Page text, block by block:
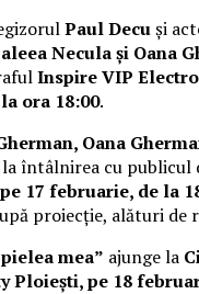
Paul Decuși
Necula și Oana
Inspire VIP
ora 18:00.
Oana
întâlnirea cu publicul
17 februarie, de la
proiecție, alături de
mea” ajunge la
Ploiești, pe 18